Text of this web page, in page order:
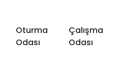
Oturma
Odası
Çalışma
Odası